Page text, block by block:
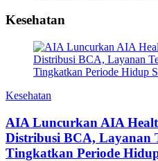
Kesehatan
Kesehatan
AIA Luncurkan AIA
Distribusi BCA, Layanan
Tingkatkan Periode